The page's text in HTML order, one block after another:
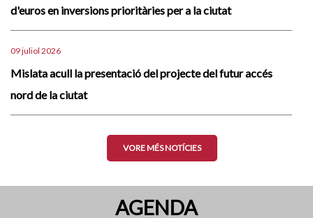
d'euros en inversions prioritàries per a la ciutat
09 juliol 2026
Mislata acull la presentació del projecte del futur accés
nord de la ciutat
VORE MÉS NOTÍCIES
AGENDA